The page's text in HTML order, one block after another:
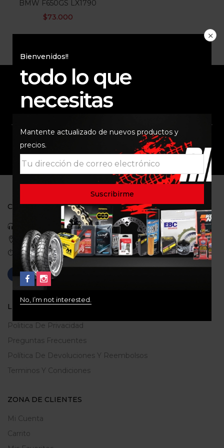
BMW F650GS LX1790
$73.000
Bienvenidos!!
todo lo que
necesitas
Mantente actualizado de nuevos productos y
precios.
No, I’m not interested.
ENVÍO RAPIDO Y
SEGURO
SOPORTE COMUNIDAD
CONTACTO
Celular: 3113422933
Medellin, Colombia
Correo: gerencia@ridershouse.co
LEGALES
Politica De Privacidad
Preguntas Frecuentes
Política De Devoluciones Y Reembolsos
Terminos Y Condiciones
ZONA DE CLIENTES
Mi Cuenta
Carrito